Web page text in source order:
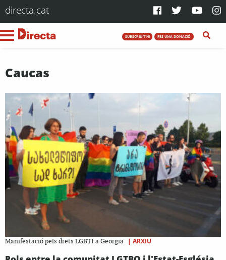
directa.cat
SUBSCRIU-T'HI FES UNA DONACIÓ
Caucas
Manifestació pels drets LGBTI a Georgia | ARXIU